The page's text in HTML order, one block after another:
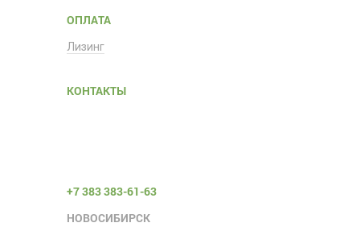
ОПЛАТА
Лизинг
КОНТАКТЫ
+7 383 383-61-63
НОВОСИБИРСК